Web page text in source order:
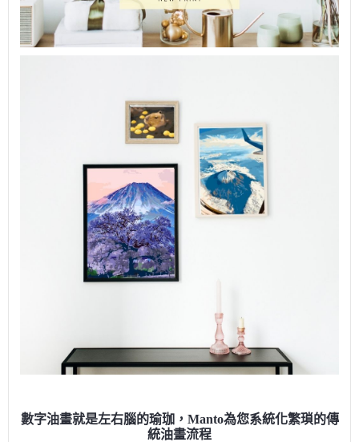
數字油畫就是左右腦的瑜珈，Manto為您系統化繁瑣的傳
統油畫流程